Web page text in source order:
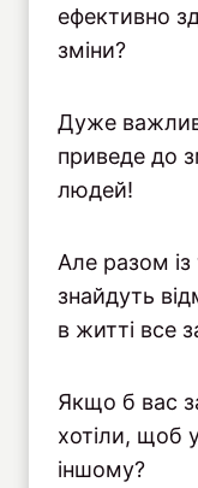
ефективно
зміни?
Дуже
приведе до
людей!
Але разом
знайдуть
в житті все
Якщо б вас
хотіли, щоб
іншому?